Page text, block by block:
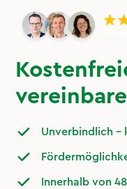
Unverbindlich –
Innerhalb von